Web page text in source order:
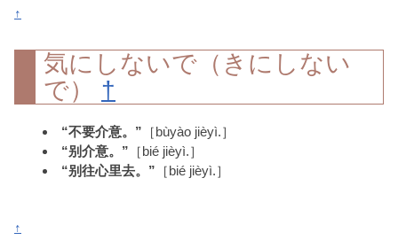
↑
気にしないで（きにしない
で） †
“不要介意。” ［bùyào jièyì.］
“别介意。” ［bié jièyì.］
“别往心里去。” ［bié jièyì.］
↑